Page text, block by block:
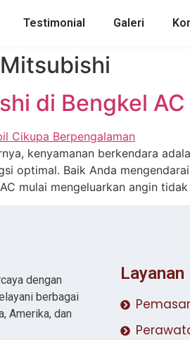
Testimonial Galeri
di Bengkel
kenyamanan berkendara
optimal. Baik Anda
mulai mengeluarkan angin
dengan
berbagai
Amerika, dan
Layanan